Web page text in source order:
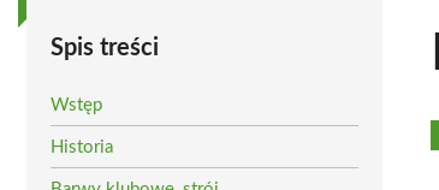
Spis treści
Wstęp
Historia